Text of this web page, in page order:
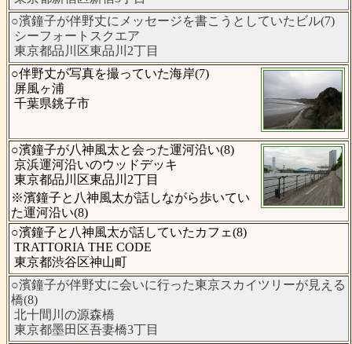
○濱鐘子が伴野丈にメッセージを書こうとしていたビル(7)
シーフォートスクエア
東京都品川区東品川2丁目
○伴野丈が写真を撮っていた海岸(7)
屏風ヶ浦
千葉県銚子市
○濱鐘子が八神風太と会った運河沿い(8)
京浜運河沿いのウッドデッキ
東京都品川区東品川2丁目
※濱鐘子と八神風太が話しながら歩いてい
た運河沿い(8)
○濱鐘子と八神風太が話していたカフェ(8)
TRATTORIA THE CODE
東京都渋谷区神山町
○濱鐘子が伴野丈に会いに行った東京スカイツリーが見える
橋(8)
北十間川の源森橋
東京都墨田区吾妻橋3丁目